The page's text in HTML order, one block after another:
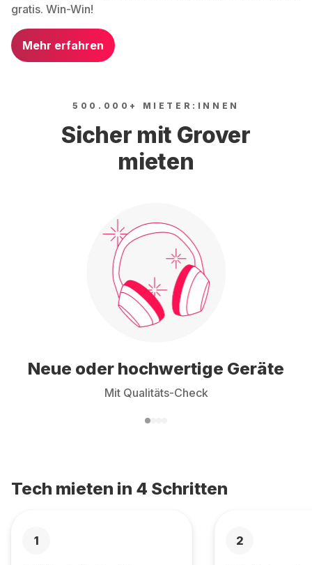
gratis. Win-Win!
Mehr erfahren
500.000+ MIETER:INNEN
Sicher mit Grover
mieten
Neue oder hochwertige Geräte
Mit Qualitäts-Check
Tech mieten in 4 Schritten
1 2